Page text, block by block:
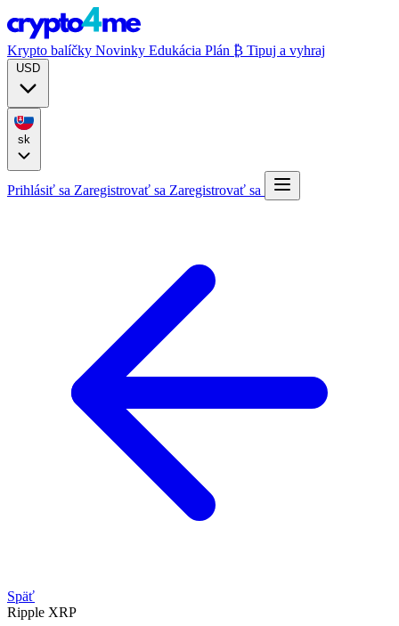
Krypto balíčky Novinky Edukácia Plán ₿ Tipuj a vyhraj
Prihlásiť sa Zaregistrovať sa Zaregistrovať sa
Späť
Ripple XRP